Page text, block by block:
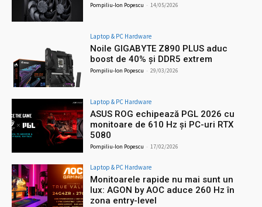
Pompiliu-Ion Popescu - 14/05/2026
Laptop & PC Hardware
Noile GIGABYTE Z890 PLUS aduc
boost de 40% și DDR5 extrem
Pompiliu-Ion Popescu - 29/03/2026
Laptop & PC Hardware
ASUS ROG echipează PGL 2026 cu
monitoare de 610 Hz și PC-uri RTX
5080
Pompiliu-Ion Popescu - 17/02/2026
Laptop & PC Hardware
Monitoarele rapide nu mai sunt un
lux: AGON by AOC aduce 260 Hz în
zona entry-level